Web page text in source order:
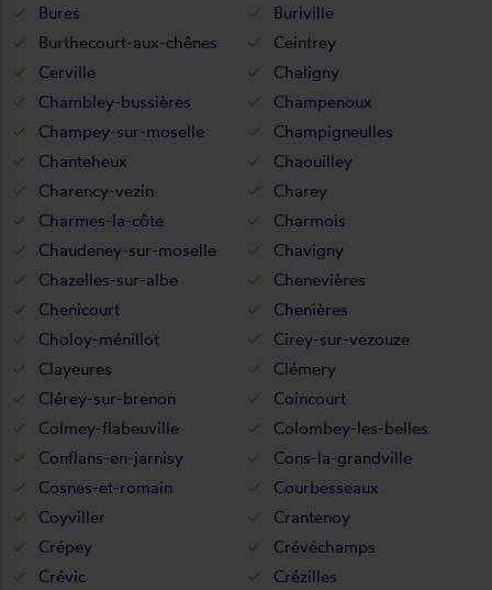
Bures
Buriville
Burthecourt-aux-chênes
Ceintrey
Cerville
Chaligny
Chambley-bussières
Champenoux
Champey-sur-moselle
Champigneulles
Chanteheux
Chaouilley
Charency-vezin
Charey
Charmes-la-côte
Charmois
Chaudeney-sur-moselle
Chavigny
Chazelles-sur-albe
Chenevières
Chenicourt
Chenières
Choloy-ménillot
Cirey-sur-vezouze
Clayeures
Clémery
Clérey-sur-brenon
Coincourt
Colmey-flabeuville
Colombey-les-belles
Conflans-en-jarnisy
Cons-la-grandville
Cosnes-et-romain
Courbesseaux
Coyviller
Crantenoy
Crépey
Crévéchamps
Crévic
Crézilles